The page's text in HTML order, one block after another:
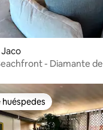
- Diamante
preferido